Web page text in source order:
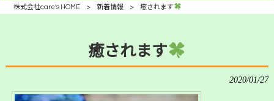
株式会社care’s HOME > 新着情報 > 癒されます
癒されます
2020/01/27